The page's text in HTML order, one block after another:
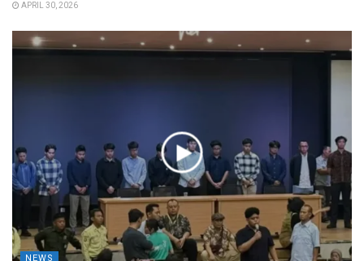
APRIL 30, 2026
NEWS